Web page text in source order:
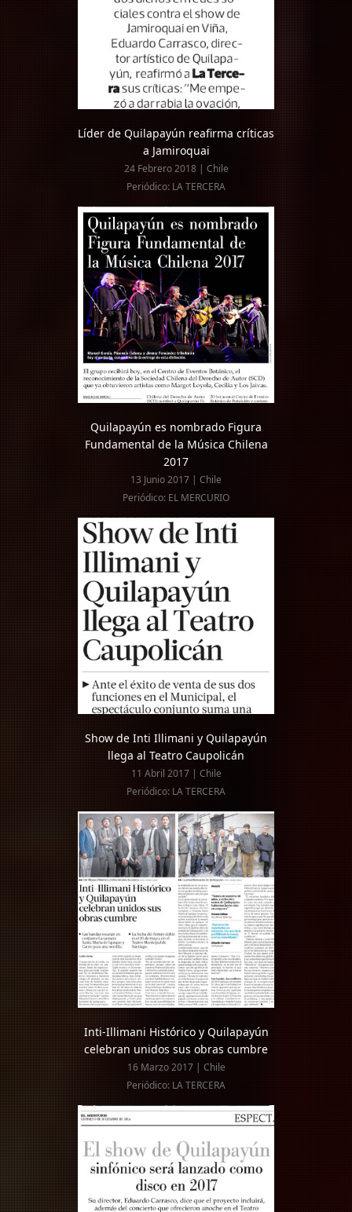
Líder de Quilapayún reafirma críticas
a Jamiroquai
24 Febrero 2018 | Chile
Periódico: LA TERCERA
Quilapayún es nombrado Figura
Fundamental de la Música Chilena
2017
13 Junio 2017 | Chile
Periódico: EL MERCURIO
Show de Inti Illimani y Quilapayún
llega al Teatro Caupolicán
11 Abril 2017 | Chile
Periódico: LA TERCERA
Inti-Illimani Histórico y Quilapayún
celebran unidos sus obras cumbre
16 Marzo 2017 | Chile
Periódico: LA TERCERA